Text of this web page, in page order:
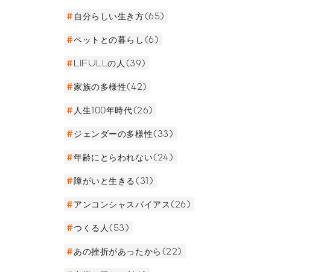
自分らしい生き方(65)
ペットとの暮らし(6)
LIFULLの人(39)
家族の多様性(42)
人生100年時代(26)
ジェンダーの多様性(33)
年齢にとらわれない(24)
障がいと生きる(31)
アンコンシャスバイアス(26)
つくる人(53)
あの挫折があったから(22)